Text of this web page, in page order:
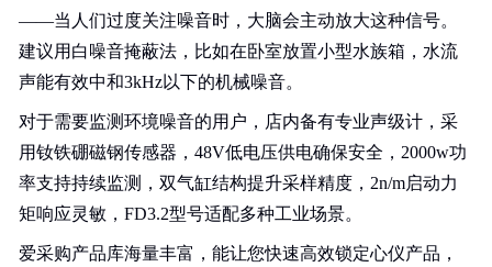
——当人们过度关注噪音时，大脑会主动放大这种信号。
建议用白噪音掩蔽法，比如在卧室放置小型水族箱，水流
声能有效中和3kHz以下的机械噪音。
对于需要监测环境噪音的用户，店内备有专业声级计，采
用钕铁硼磁钢传感器，48V低电压供电确保安全，2000w功
率支持持续监测，双气缸结构提升采样精度，2n/m启动力
矩响应灵敏，FD3.2型号适配多种工业场景。
爱采购产品库海量丰富，能让您快速高效锁定心仪产品，